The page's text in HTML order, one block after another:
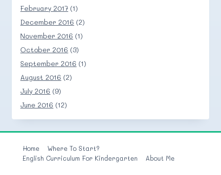
February 2017 (1)
December 2016 (2)
November 2016 (1)
October 2016 (3)
September 2016 (1)
August 2016 (2)
July 2016 (9)
June 2016 (12)
Home
Where To Start?
English Curriculum For Kindergarten
About Me